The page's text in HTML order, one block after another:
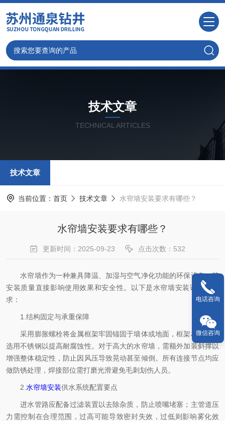
技术文章
TECHNICAL ARTICLES
技术文章
当前位置： 首页 技术文章 水帘墙安装要求有哪些？
水帘墙安装要求有哪些？
更新时间：2025-09-23 点击次数：532
水帘墙作为一种兼具降温、加湿与空气净化功能的环保设备，其
安装质量直接影响使用效果和安全性。以下是水帘墙安装详细的要
求：
1.结构固定与承重保障
采用膨胀螺栓将金属框架牢固锚固于墙体或地面，框架材质建议
选用不锈钢以提高耐腐蚀性。对于高大的水帘墙，需额外加装斜撑以
增强整体稳定性，防止因风压导致晃动甚至倾倒。所有连接节点均应
做防锈处理，焊接部位需打磨光滑避免毛刺划伤人员。
2. 水帘墙安装供水系统配置要点
进水管路应配备过滤装置以去除杂质，防止喷嘴堵塞；主管道压
力需控制在合理范围，过高可能导致密封失效，过低则影响雾化效
电话咨询
微信咨询